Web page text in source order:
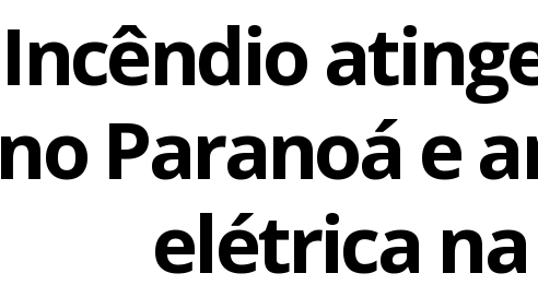
Incêndio
no Paranoá e
elétrica na